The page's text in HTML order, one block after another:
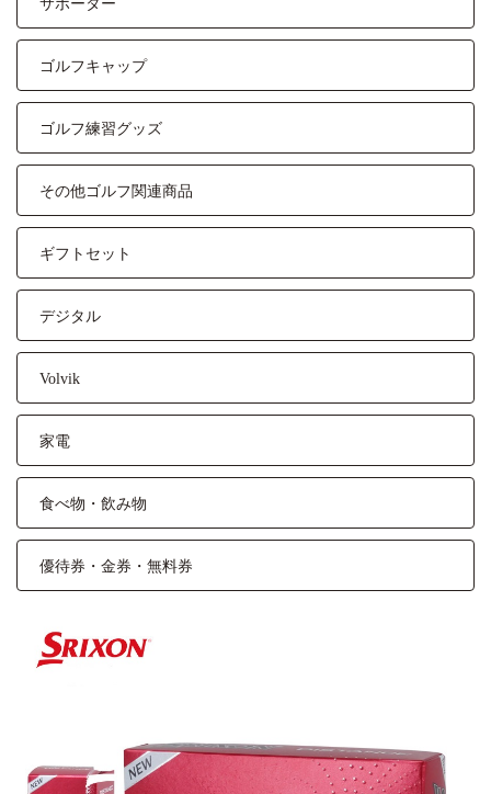
ゴルフキャップ
ゴルフ練習グッズ
その他ゴルフ関連商品
ギフトセット
デジタル
Volvik
家電
食べ物・飲み物
優待券・金券・無料券